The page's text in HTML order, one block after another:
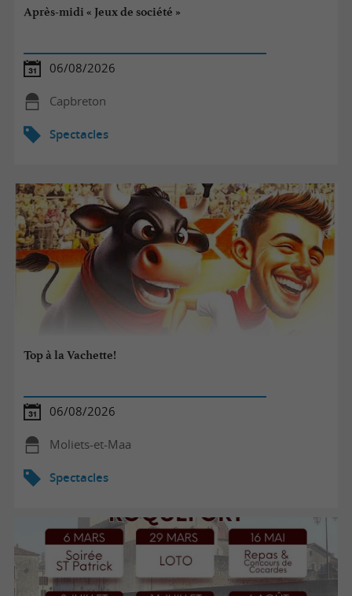
Après-midi « Jeux de société »
06/08/2026
Capbreton
Spectacles
Top à la Vachette!
06/08/2026
Moliets-et-Maa
Spectacles